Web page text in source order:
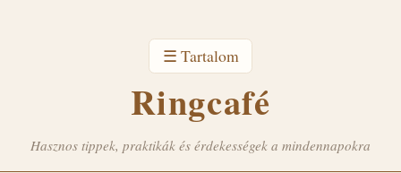
☰ Tartalom
Ringcafé
Hasznos tippek, praktikák és érdekességek a mindennapokra